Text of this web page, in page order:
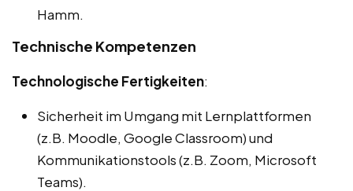
Hamm.
Technische Kompetenzen
Technologische Fertigkeiten:
Sicherheit im Umgang mit Lernplattformen
(z.B. Moodle, Google Classroom) und
Kommunikationstools (z.B. Zoom, Microsoft
Teams).